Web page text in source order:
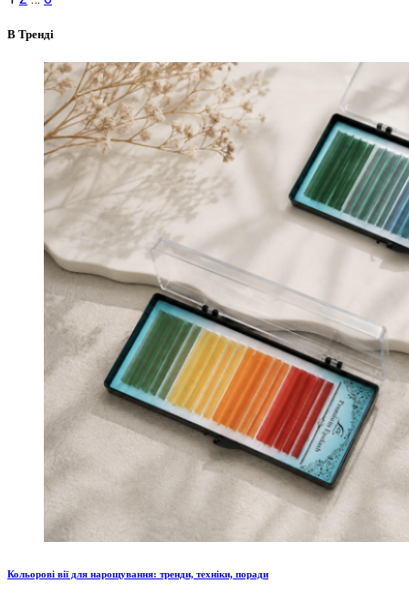
В Тренді
Кольорові вії для нарощування: тренди, техніки, поради